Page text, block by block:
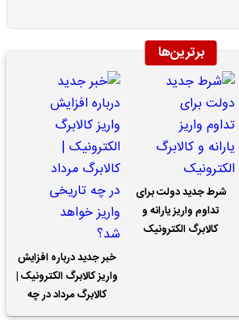
برترین‌ها
شرط جدید دولت برای
تداوم واریز یارانه و
کالابرگ الکترونیک
خبر جدید درباره افزایش
واریز کالابرگ الکترونیک |
کالابرگ مرداد در چه
تاریخی واریز خواهد شد؟